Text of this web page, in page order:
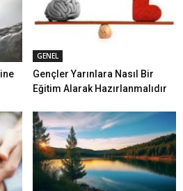
GENEL
Gençler Yarınlara Nasıl Bir
Eğitim Alarak Hazırlanmalıdır